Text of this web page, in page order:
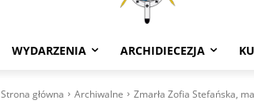
WYDARZENIA ARCHIDIECEZJA
Strona główna Archiwalne Zmarła Zofia Stefańska,